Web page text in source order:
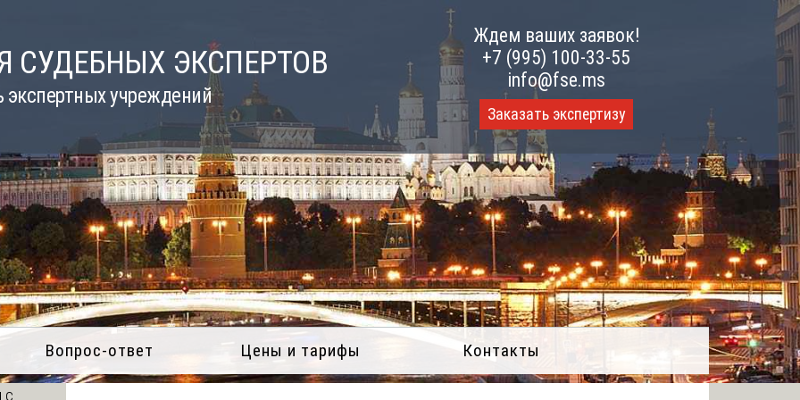
СУДЕБНЫХ ЭКСПЕРТОВ
экспертных учреждений
Ждем ваших заявок!
+7 (995) 100-33-55
info@fse.ms
Заказать экспертизу
Вопрос-ответ Цены и тарифы Контакты
с